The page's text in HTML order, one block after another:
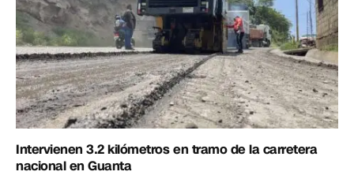
Intervienen 3.2 kilómetros en tramo de la carretera
nacional en Guanta